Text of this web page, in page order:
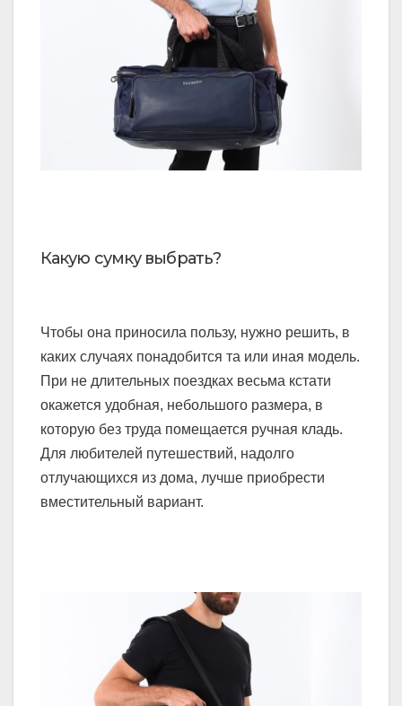
Какую сумку выбрать?
Чтобы она приносила пользу, нужно решить, в
каких случаях понадобится та или иная модель.
При не длительных поездках весьма кстати
окажется удобная, небольшого размера, в
которую без труда помещается ручная кладь.
Для любителей путешествий, надолго
отлучающихся из дома, лучше приобрести
вместительный вариант.